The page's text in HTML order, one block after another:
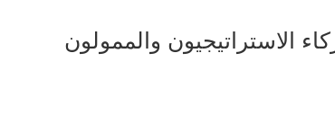
الاستراتيجيون والممولون